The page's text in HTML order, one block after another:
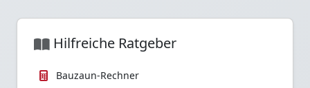
Hilfreiche Ratgeber
Bauzaun-Rechner